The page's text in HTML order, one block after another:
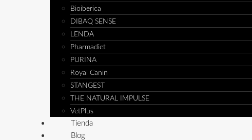
Bioiberica
DIBAQ SENSE
LENDA
Pharmadiet
PURINA
Royal Canin
STANGEST
THE NATURAL IMPULSE
VetPlus
Tienda
Blog